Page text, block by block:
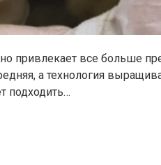
привлекает все больше
а технология
подходить…